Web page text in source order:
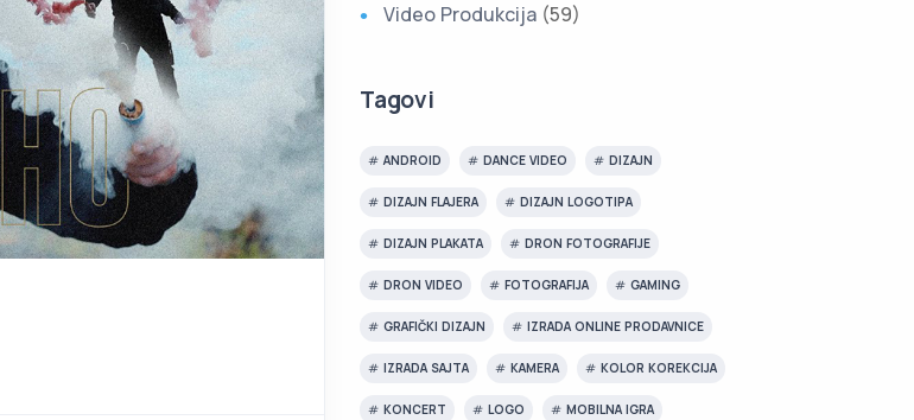
Video Produkcija (59)
Tagovi
ANDROID DANCE VIDEO DIZAJN
DIZAJN FLAJERA DIZAJN LOGOTIPA
DIZAJN PLAKATA DRON FOTOGRAFIJE
DRON VIDEO FOTOGRAFIJA GAMING
GRAFIČKI DIZAJN IZRADA ONLINE PRODAVNICE
IZRADA SAJTA KAMERA KOLOR KOREKCIJA
KONCERT LOGO MOBILNA IGRA